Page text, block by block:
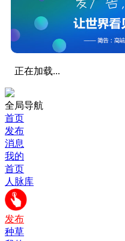
正在加载...
全局导航
首页
发布
消息
我的
首页
人脉库
发布
种草